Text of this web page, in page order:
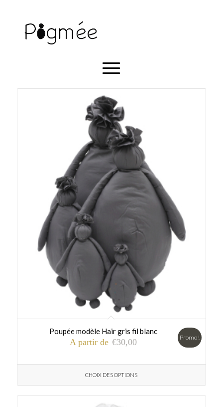
Poupée modèle Hair gris fil blanc
A partir de €30,00 Promo !
CHOIX DES OPTIONS